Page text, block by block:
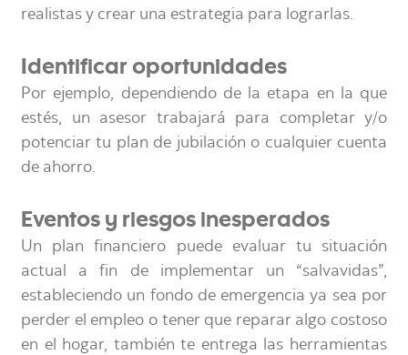
realistas y crear una estrategia para lograrlas.
Identificar oportunidades
Por ejemplo, dependiendo de la etapa en la que
estés, un asesor trabajará para completar y/o
potenciar tu plan de jubilación o cualquier cuenta
de ahorro.
Eventos y riesgos inesperados
Un plan financiero puede evaluar tu situación
actual a fin de implementar un “salvavidas”,
estableciendo un fondo de emergencia ya sea por
perder el empleo o tener que reparar algo costoso
en el hogar, también te entrega las herramientas